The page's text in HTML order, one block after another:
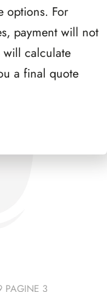
PAGINE 3
options. For
payment will not
will calculate
a final quote